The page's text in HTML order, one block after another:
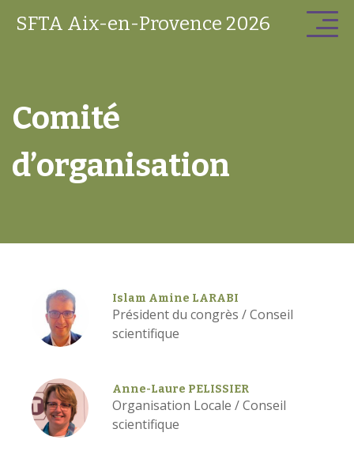
SFTA Aix-en-Provence 2026
Comité
d’organisation
Islam Amine LARABI
Président du congrès / Conseil
scientifique
Anne-Laure PELISSIER
Organisation Locale / Conseil
scientifique